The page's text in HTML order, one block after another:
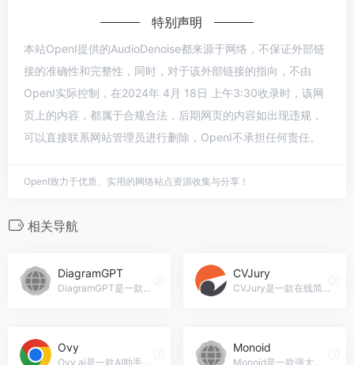
特别声明
本站OpenI提供的AudioDenoise都来源于网络，不保证外部链
接的准确性和完整性，同时，对于该外部链接的指向，不由
OpenI实际控制，在2024年 4月 18日 上午3:30收录时，该网
页上的内容，都属于合规合法，后期网页的内容如出现违规，
可以直接联系网站管理员进行删除，OpenI不承担任何责任。
OpenI致力于优质、实用的网络站点资源收集与分享！
相关导航
DiagramGPT
DiagramGPT是一款基于自然语言的图形绘制工具，可以通过输入自然语言描述来生成多种图表，包括流程图、序列图、类图、用户旅程、甘特图和C4C图。，DiagramGPT官网入口网址
CVJury
CVJury是一款在线简历生成器，提供专业设计的简历模板和个性化建议，帮助用户撰写出令人印象深刻的简历，提高求职成功率。，CVJury官网入口网址
Ovy
Ovy.ai是一款AI助手，可帮助您在一键之间撰写更好的电子邮件。它可以生成真实回复、上下文相关的回复，并支持多语言回复和自动提议会议时间。，Ovy官网入口网址
Monoid
Monoid是一款强大的AI平台，可以将API转化为智能代理，帮助用户实现自动化操作，提供灵活定制、实时响应的智能代理服务。，Monoid官网入口网址